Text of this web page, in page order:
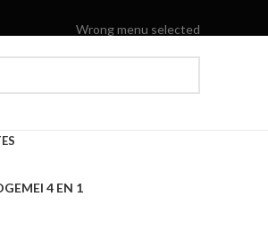
Wrong menu selected
4 EN 1